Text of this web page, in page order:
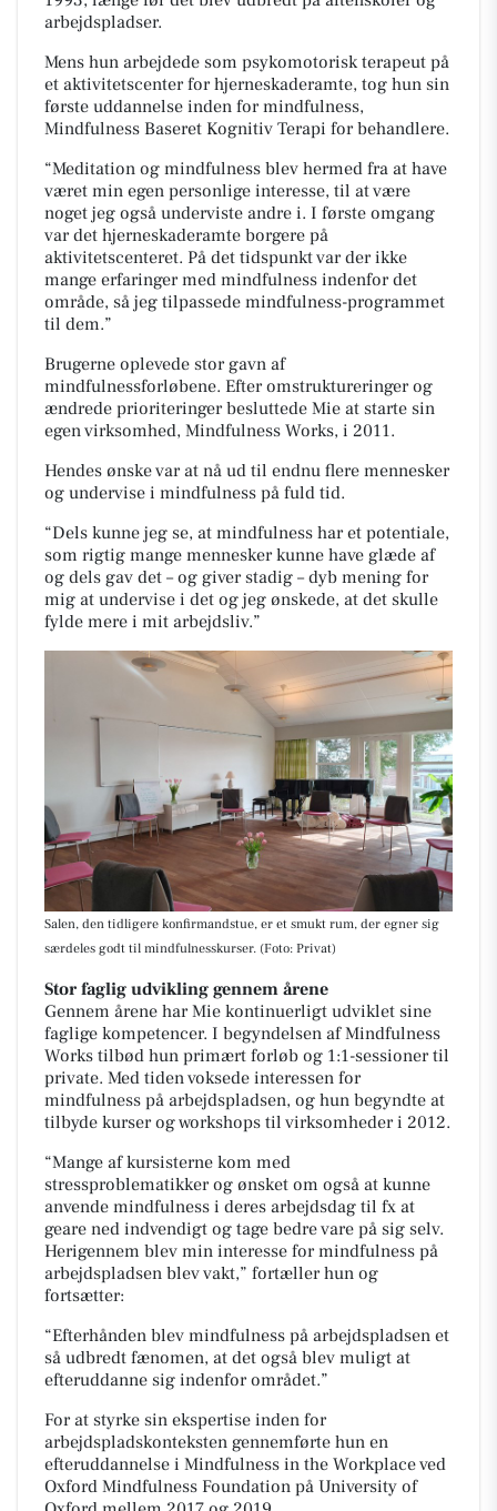
arbejdspladser.
Mens hun arbejdede som psykomotorisk terapeut på
et aktivitetscenter for hjerneskaderamte, tog hun sin
første uddannelse inden for mindfulness,
Mindfulness Baseret Kognitiv Terapi for behandlere.
“Meditation og mindfulness blev hermed fra at have
været min egen personlige interesse, til at være
noget jeg også underviste andre i. I første omgang
var det hjerneskaderamte borgere på
aktivitetscenteret. På det tidspunkt var der ikke
mange erfaringer med mindfulness indenfor det
område, så jeg tilpassede mindfulness-programmet
til dem.”
Brugerne oplevede stor gavn af
mindfulnessforløbene. Efter omstruktureringer og
ændrede prioriteringer besluttede Mie at starte sin
egen virksomhed, Mindfulness Works, i 2011.
Hendes ønske var at nå ud til endnu flere mennesker
og undervise i mindfulness på fuld tid.
“Dels kunne jeg se, at mindfulness har et potentiale,
som rigtig mange mennesker kunne have glæde af
og dels gav det – og giver stadig – dyb mening for
mig at undervise i det og jeg ønskede, at det skulle
fylde mere i mit arbejdsliv.”
Salen, den tidligere konfirmandstue, er et smukt rum, der egner sig
særdeles godt til mindfulnesskurser. (Foto: Privat)
Stor faglig udvikling gennem årene
Gennem årene har Mie kontinuerligt udviklet sine
faglige kompetencer. I begyndelsen af Mindfulness
Works tilbød hun primært forløb og 1:1-sessioner til
private. Med tiden voksede interessen for
mindfulness på arbejdspladsen, og hun begyndte at
tilbyde kurser og workshops til virksomheder i 2012.
“Mange af kursisterne kom med
stressproblematikker og ønsket om også at kunne
anvende mindfulness i deres arbejdsdag til fx at
geare ned indvendigt og tage bedre vare på sig selv.
Herigennem blev min interesse for mindfulness på
arbejdspladsen blev vakt,” fortæller hun og
fortsætter:
“Efterhånden blev mindfulness på arbejdspladsen et
så udbredt fænomen, at det også blev muligt at
efteruddanne sig indenfor området.”
For at styrke sin ekspertise inden for
arbejdspladskonteksten gennemførte hun en
efteruddannelse i Mindfulness in the Workplace ved
Oxford Mindfulness Foundation på University of